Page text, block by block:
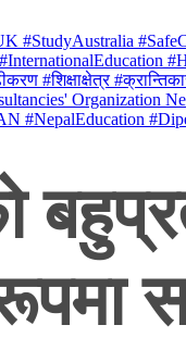
#StudyAustralia
#शिक्षाक्षेत्र
Organization
#NepalEducation